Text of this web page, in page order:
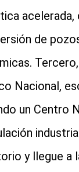
de
Nacional,
un Centro
y llegue a